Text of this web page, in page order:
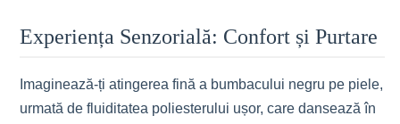
Experiența Senzorială: Confort și Purtare
Imaginează-ți atingerea fină a bumbacului negru pe piele,
urmată de fluiditatea poliesterului ușor, care dansează în